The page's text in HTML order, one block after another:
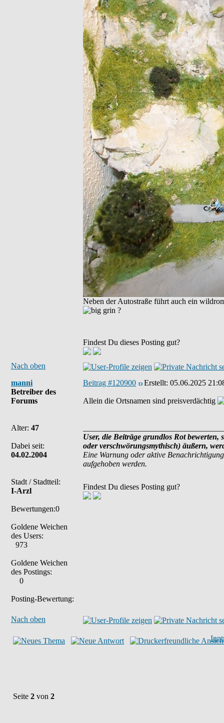
Neben der Autostraße führt auch ein
?
Findest Du dieses Posting gut?
Nach oben
manni
Betreiber des
Forums
Alter: 47
Dabei seit:
04.02.2004
Stadt / Stadtteil:
I-Arzl
Bewertungen:0
Goldene Weichen
des Users:
973
Goldene Weichen
des Postings:
0
Posting-Bewertung:
Beitrag #120900 Erstellt: 05.06.2025
Allein die Ortsnamen sind preisverdächtig
User, die Beiträge grundlos Rot
oder verschwörungsmythisch) äußern,
Eine Warnung oder aktive
aufgehoben werden.
Findest Du dieses Posting gut?
Nach oben
Seite 2 von 2